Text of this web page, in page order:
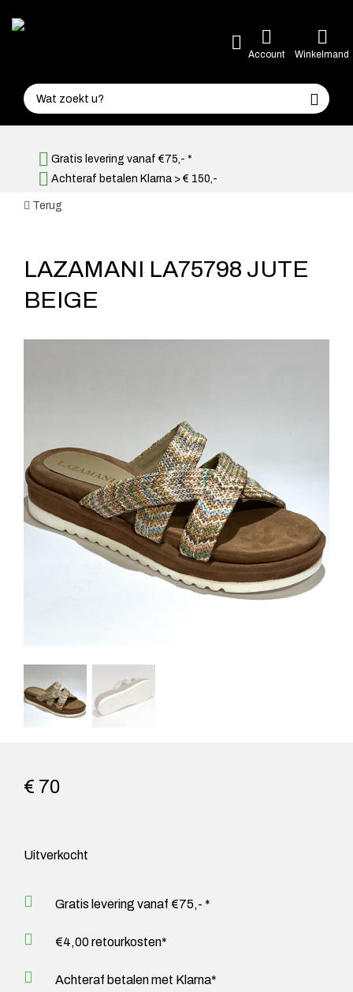
Account Winkelmand
Gratis levering vanaf €75,- *
Achteraf betalen Klarna > € 150,-
Terug
LAZAMANI LA75798 JUTE
BEIGE
€ 70
Uitverkocht
Gratis levering vanaf €75,- *
€4,00 retourkosten*
Achteraf betalen met Klarna*